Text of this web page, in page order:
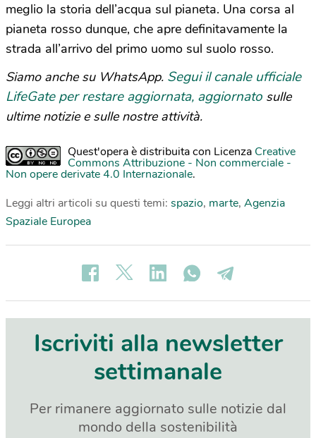
meglio la storia dell’acqua sul pianeta. Una corsa al
pianeta rosso dunque, che apre definitavamente la
strada all’arrivo del primo uomo sul suolo rosso.
Siamo anche su WhatsApp. Segui il canale ufficiale
LifeGate per restare aggiornata, aggiornato sulle
ultime notizie e sulle nostre attività.
Quest'opera è distribuita con Licenza Creative
Commons Attribuzione - Non commerciale -
Non opere derivate 4.0 Internazionale.
Leggi altri articoli su questi temi: spazio, marte, Agenzia
Spaziale Europea
Iscriviti alla newsletter
settimanale
Per rimanere aggiornato sulle notizie dal
mondo della sostenibilità